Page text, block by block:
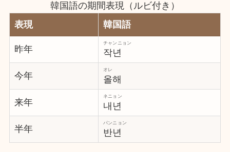
韓国語の期間表現（ルビ付き）
表現
韓国語
昨年 작년
チャンニョン
今年 올해
オレ
来年 내년
ネニョン
半年 반년
パンニョン